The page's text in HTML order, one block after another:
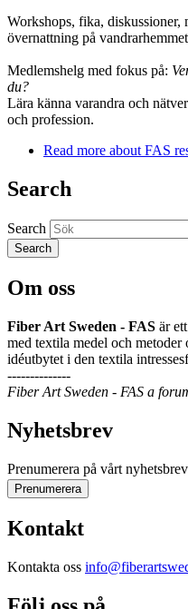
Workshops, fika, diskussioner,
övernattning på
Medlemshelg med fokus på:
du?
Lära känna varandra och
och profession.
Read more about FAS
Search
Search
Om oss
Fiber Art Sweden - FAS är
med textila medel och metoder
idéutbytet i den textila
--------------
Fiber Art Sweden - FAS a
Nyhetsbrev
Prenumerera på vårt nyhetsbrev
Kontakt
Kontakta oss